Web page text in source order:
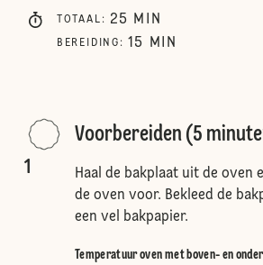
TOTAAL : 25 MIN
BEREIDING : 15 MIN
1
Voorbereiden (5
Haal de bakplaat uit de oven
de oven voor. Bekleed de
een vel bakpapier.
Temperatuur oven met boven- en